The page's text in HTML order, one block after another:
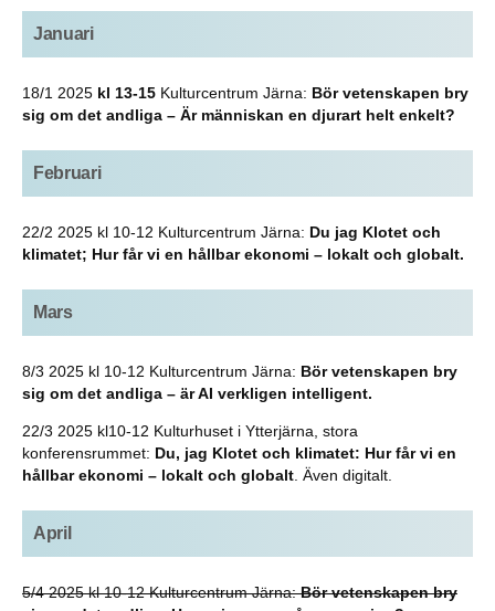
Januari
18/1 2025 kl 13-15 Kulturcentrum Järna: Bör vetenskapen bry
sig om det andliga – Är människan en djurart helt enkelt?
Februari
22/2 2025 kl 10-12 Kulturcentrum Järna: Du jag Klotet och
klimatet; Hur får vi en hållbar ekonomi – lokalt och globalt.
Mars
8/3 2025 kl 10-12 Kulturcentrum Järna: Bör vetenskapen bry
sig om det andliga – är AI verkligen intelligent.
22/3 2025 kl10-12 Kulturhuset i Ytterjärna, stora
konferensrummet: Du, jag Klotet och klimatet: Hur får vi en
hållbar ekonomi – lokalt och globalt . Även digitalt.
April
5/4 2025 kl 10-12 Kulturcentrum Järna:Bör vetenskapen bry